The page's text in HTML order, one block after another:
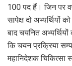
100 पद हैं। जिन पर
सापेक्ष दो
बाद चयनित
कि चयन प्रक्रिया
महानिदेशक चिकित्सा